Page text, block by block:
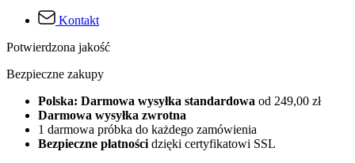
Kontakt
Potwierdzona jakość
Bezpieczne zakupy
Polska: Darmowa wysyłka standardowa od 249,00 zł
Darmowa wysyłka zwrotna
1 darmowa próbka do każdego zamówienia
Bezpieczne płatnościdzięki certyfikatowi SSL